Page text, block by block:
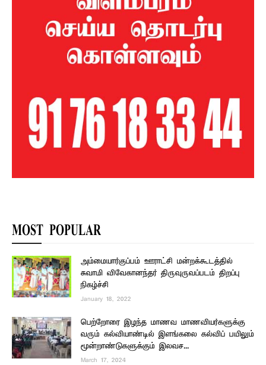
MOST POPULAR
அம்மையார்குப்பம் ஊராட்சி மன்றக்கூடத்தில்
சுவாமி விவேகானந்தர் திருவுருவப்படம் திறப்பு
நிகழ்ச்சி
January 18, 2022
பெற்றோரை இழந்த மாணவ மாணவியர்களுக்கு
வரும் கல்வியாண்டில் இளங்கலை கல்விப் பயிலும்
மூன்றாண்டுகளுக்கும் இலவச...
March 17, 2024